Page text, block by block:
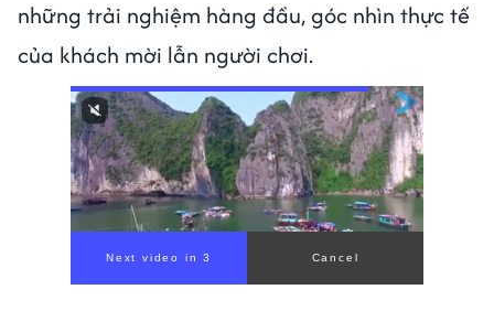
những trải nghiệm hàng đầu, góc nhìn thực tế
của khách mời lẫn người chơi.
Next video in 1 Cancel